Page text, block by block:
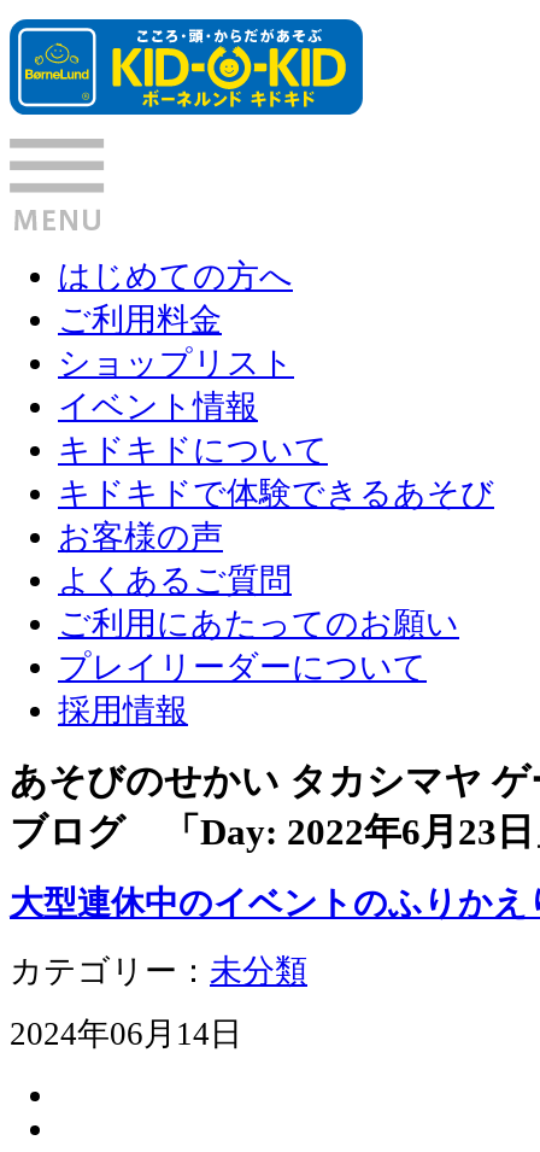
はじめての方へ
ご利用料金
ショップリスト
イベント情報
キドキドについて
キドキドで体験できるあそび
お客様の声
よくあるご質問
ご利用にあたってのお願い
プレイリーダーについて
採用情報
あそびのせかい タカシマヤ
ブログ 「Day: 2022年6月23日
大型連休中のイベントのふりかえ
カテゴリー： 未分類
2024年06月14日